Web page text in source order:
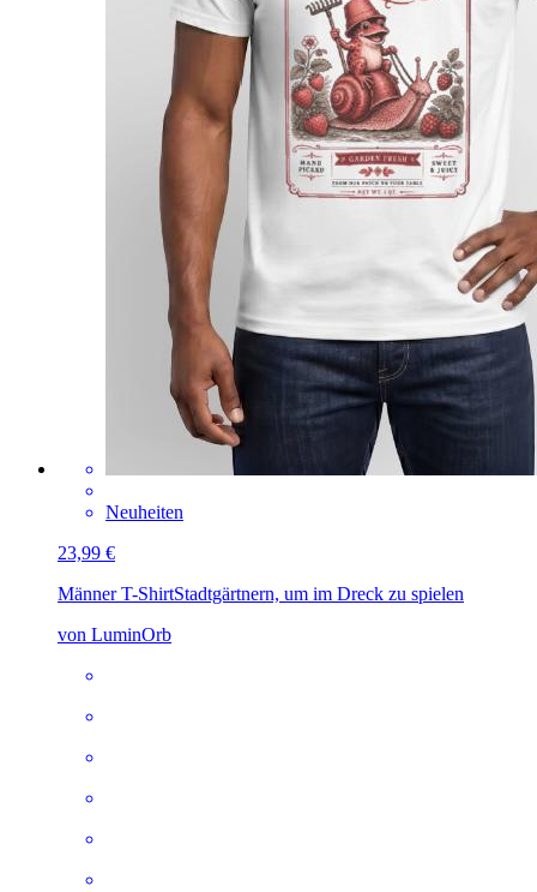
Neuheiten
23,99 €
Männer T-ShirtStadtgärtnern, um im Dreck zu spielen
von LuminOrb